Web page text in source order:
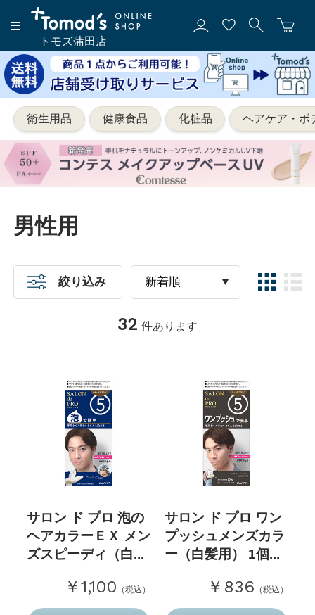
トモズ蒲田店
衛生用品 健康食品 化粧品 ヘアケア・ボ
男性用
絞り込み
32 件あります
サロン ド プロ 泡の
ヘアカラーＥＸ メン
ズスピーディ（白...
￥1,100 （税込）
サロン ド プロ ワン
プッシュメンズカラ
ー（白髪用） 1個...
￥836 （税込）